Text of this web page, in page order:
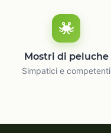
Mostri di peluche
Simpatici e competenti